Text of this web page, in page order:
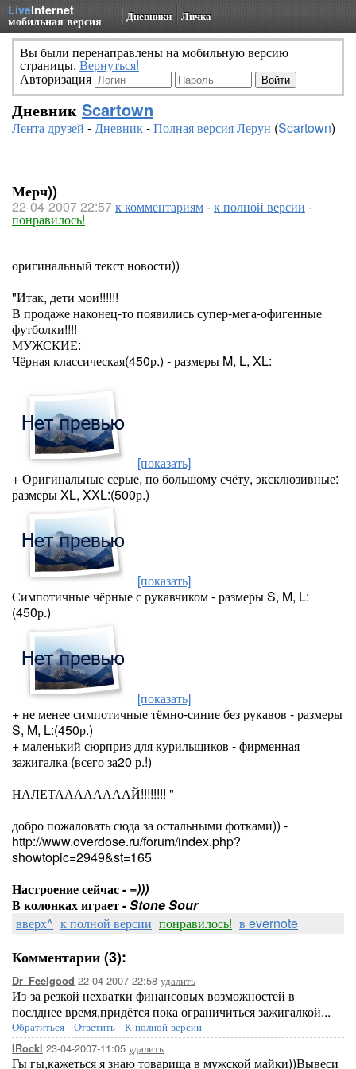
LiveInternet
мобильная версия Дневники Личка
Вы были перенаправлены на мобильную версию
страницы. Вернуться!
Авторизация
Дневник Scartown
Лента друзей -Дневник-Полная версияЛерун (Scartown)
Мерч))
22-04-2007 22:57к комментариям-к полной версии -
понравилось!
оригинальный текст новости))
"Итак, дети мои!!!!!!
В продаже наконец-то появились супер-мега-офигенные
футболки!!!!
МУЖСКИЕ:
Чёрная классическая(450р.) - размеры M, L, XL:
[показать]
+ Оригинальные серые, по большому счёту, эксклюзивные:
размеры XL, XXL:(500р.)
[показать]
Симпотичные чёрные с рукавчиком - размеры S, M, L:
(450р.)
[показать]
+ не менее симпотичные тёмно-синие без рукавов - размеры
S, M, L:(450р.)
+ маленький сюрприз для курильщиков - фирменная
зажигалка (всего за20 р.!)
НАЛЕТААААААААЙ!!!!!!!! "
добро пожаловать сюда за остальными фотками)) -
http://www.overdose.ru/forum/index.php?
showtopic=2949&st=165
Настроение сейчас - =)))
В колонках играет -Stone Sour
вверх^ к полной версии понравилось! в evernote
Комментарии (3):
Dr_Feelgood 22-04-2007-22:58 удалить
Из-за резкой нехватки финансовых возможностей в
послднее время,придётся пока ограничиться зажигалкой...
Обратиться - Ответить - К полной версии
lRockl 23-04-2007-11:05 удалить
Гы гы,кажеться я знаю товарища в мужской майки))Вывеси